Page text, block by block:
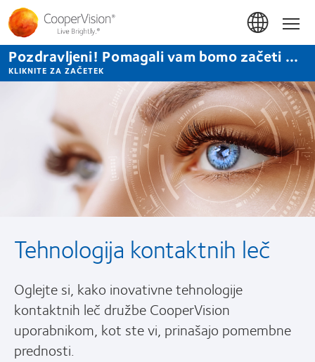
Skip
to
main
content
Pozdravljeni! Pomagali vam bomo začeti ...
KLIKNITE ZA ZAČETEK
Tehnologija kontaktnih leč
Oglejte si, kako inovativne tehnologije
kontaktnih leč družbe CooperVision
uporabnikom, kot ste vi, prinašajo pomembne
prednosti.